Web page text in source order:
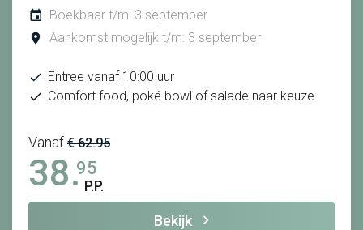
Boekbaar t/m: 3 september
Aankomst mogelijk t/m: 3 september
Entree vanaf 10:00 uur
Comfort food, poké bowl of salade naar keuze
Vanaf € 62.95
38.95
P.P.
Bekijk